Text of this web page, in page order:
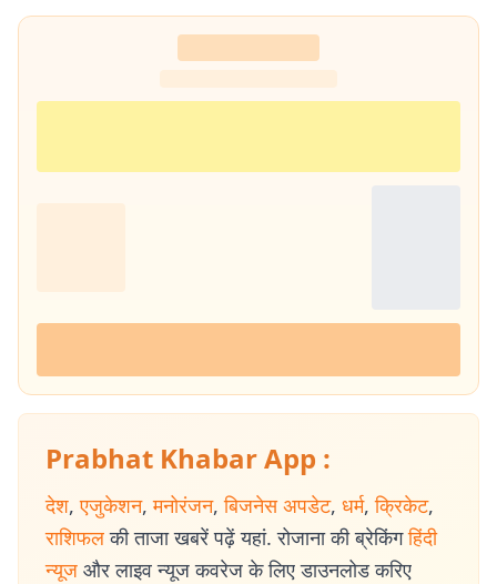
Prabhat Khabar App :
देश, एजुकेशन, मनोरंजन, बिजनेस अपडेट, धर्म, क्रिकेट,
राशिफल की ताजा खबरें पढ़ें यहां. रोजाना की ब्रेकिंग हिंदी
न्यूज और लाइव न्यूज कवरेज के लिए डाउनलोड करिए